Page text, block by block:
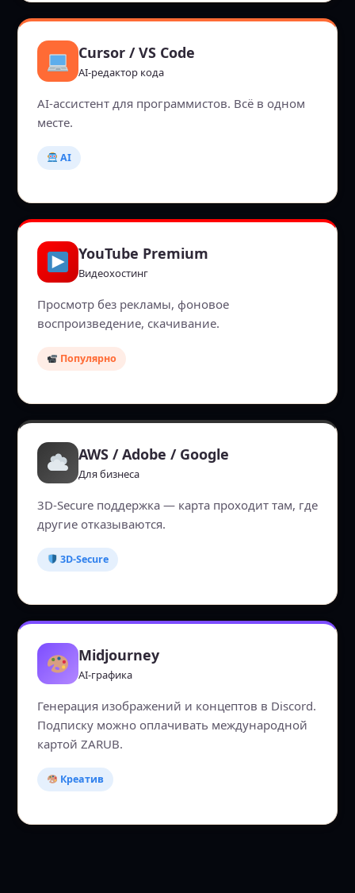
Cursor / VS Code
AI-редактор кода
AI-ассистент для программистов. Всё в одном
месте.
AI
YouTube Premium
Видеохостинг
Просмотр без рекламы, фоновое
воспроизведение, скачивание.
Популярно
AWS / Adobe / Google
Для бизнеса
3D-Secure поддержка — карта проходит там, где
другие отказываются.
3D-Secure
Midjourney
AI-графика
Генерация изображений и концептов в Discord.
Подписку можно оплачивать международной
картой ZARUB.
Креатив